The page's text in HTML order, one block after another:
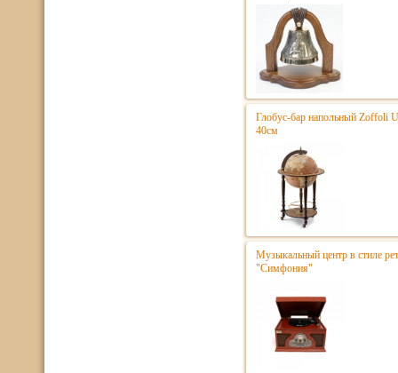
Глобус-бар напольный Zoffoli
40см
Музыкальный центр в стиле
"Симфония"